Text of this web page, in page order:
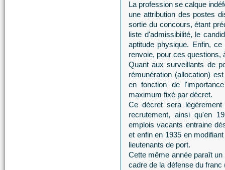
La profession se calque
une attribution des postes
sortie du concours, étant
liste d'admissibilité, le
aptitude physique. Enfin,
renvoie, pour ces questions,
Quant aux surveillants de
rémunération (allocation)
en fonction de
maximum fixé par décret.
Ce décret sera
recrutement, ainsi qu'en
emplois vacants entraine
et enfin en 1935 en
lieutenants de port.
Cette même année paraît
cadre de la défense du